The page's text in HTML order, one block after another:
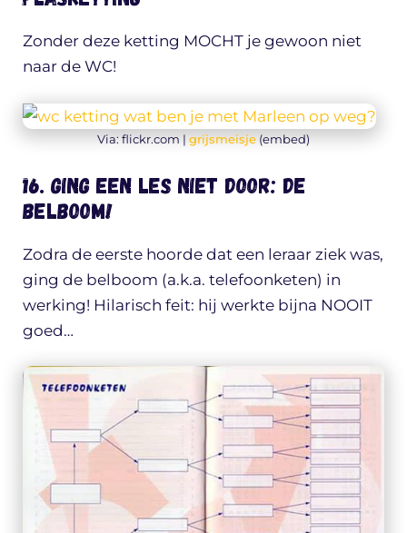
Zonder deze ketting MOCHT je gewoon niet
naar de WC!
Via: flickr.com | grijsmeisje (embed)
16. Ging een les niet door: de
belboom!
Zodra de eerste hoorde dat een leraar ziek was,
ging de belboom (a.k.a. telefoonketen) in
werking! Hilarisch feit: hij werkte bijna NOOIT
goed…